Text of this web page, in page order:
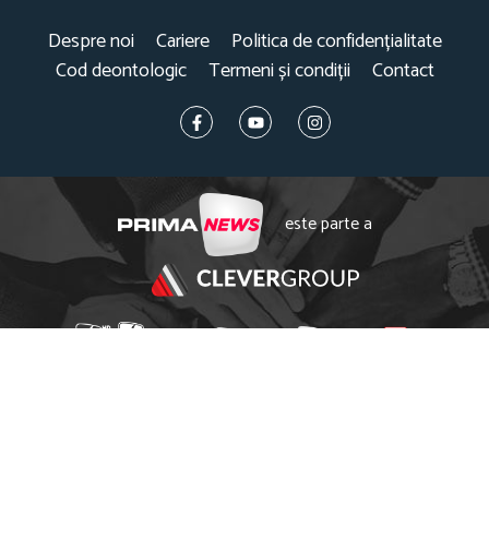
Despre noi Cariere
Politica de confidențialitate
Cod deontologic
Termeni și condiții Contact
este parte a